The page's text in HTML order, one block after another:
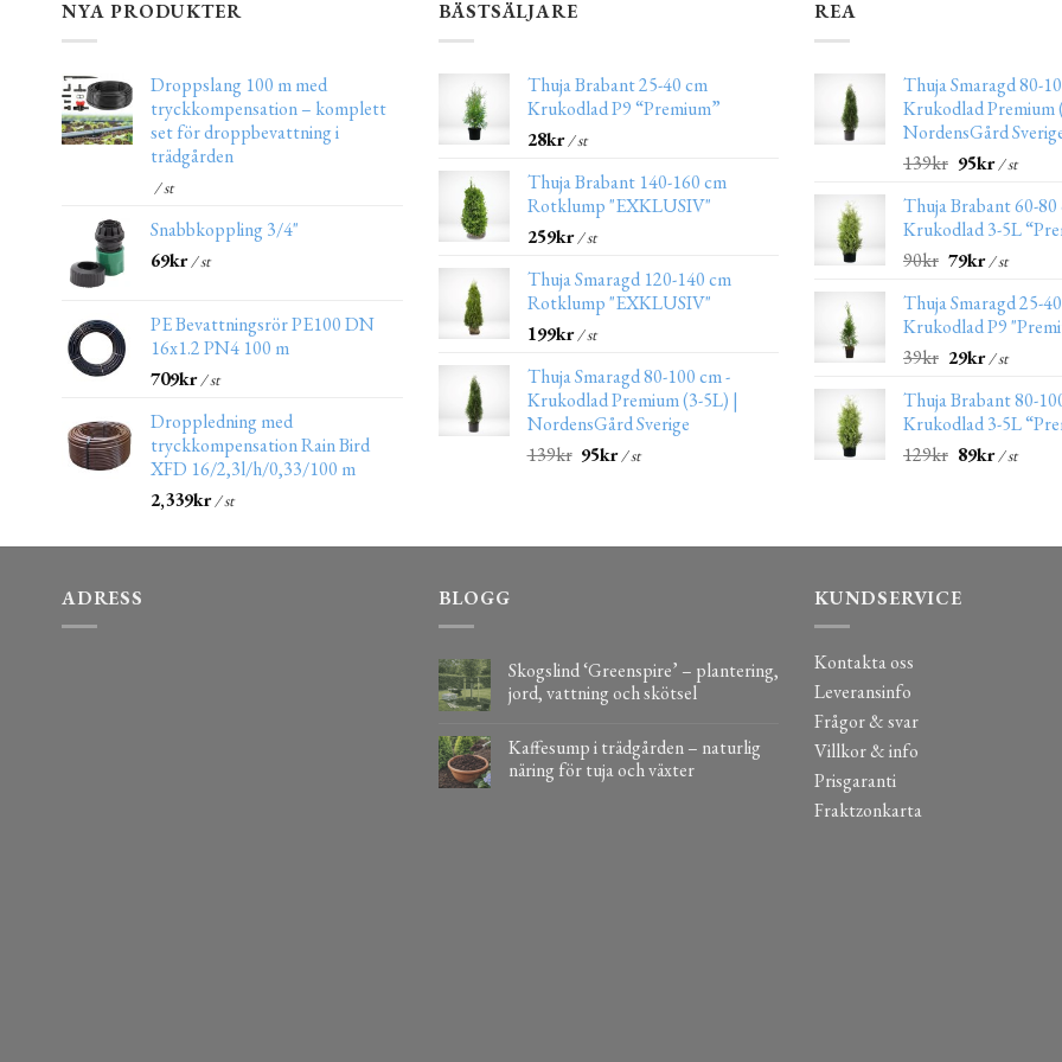
NYA PRODUKTER
Droppslang 100 m med
tryckkompensation – komplett
set för droppbevattning i
trädgården
/ st
Snabbkoppling 3/4"
69kr/ st
PE Bevattningsrör PE100 DN
16x1.2 PN4 100 m
709kr/ st
Droppledning med
tryckkompensation Rain Bird
XFD 16/2,3l/h/0,33/100 m
2,339kr/ st
BÄSTSÄLJARE
Thuja Brabant 25-40 cm
Krukodlad P9 “Premium”
28kr/ st
Thuja Brabant 140-160 cm
Rotklump "EXKLUSIV"
259kr/ st
Thuja Smaragd 120-140 cm
Rotklump "EXKLUSIV"
199kr/ st
Thuja Smaragd 80-100 cm -
Krukodlad Premium (3-5L) |
NordensGård Sverige
139kr 95kr/ st
REA
Thuja Smaragd 80-
Krukodlad Premium
NordensGård
139kr 95kr/ st
Thuja Brabant 60-80
Krukodlad 3-5L
90kr 79kr/ st
Thuja Smaragd 25-
Krukodlad P9
39kr 29kr/ st
Thuja Brabant 80-
Krukodlad 3-5L
129kr 89kr/ st
ADRESS BLOGG
Skogslind ‘Greenspire’ – plantering,
jord, vattning och skötsel
Kaffesump i trädgården – naturlig
näring för tuja och växter
KUNDSERVICE
Kontakta oss
Leveransinfo
Frågor & svar
Villkor & info
Prisgaranti
Fraktzonkarta